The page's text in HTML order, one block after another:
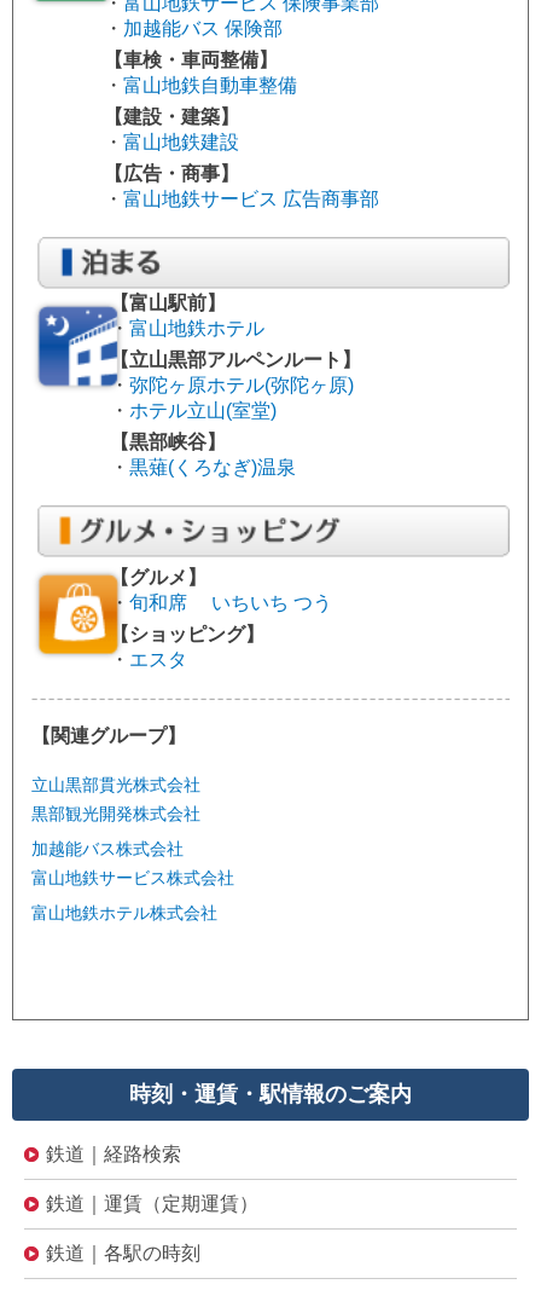
・ 加越能バス 保険部
【車検・車両整備】
・ 富山地鉄自動車整備
【建設・建築】
・ 富山地鉄建設
【広告・商事】
・ 富山地鉄サービス 広告商事部
【富山駅前】
・ 富山地鉄ホテル
【立山黒部アルペンルート】
・ 弥陀ヶ原ホテル(弥陀ヶ原)
・ ホテル立山(室堂)
【黒部峡谷】
・ 黒薙(くろなぎ)温泉
【グルメ】
・ 旬和席 いちいち つう
【ショッピング】
・ エスタ
【関連グループ】
立山黒部貫光株式会社
黒部観光開発株式会社
加越能バス株式会社
富山地鉄サービス株式会社
富山地鉄ホテル株式会社
時刻・運賃・駅情報のご案内
鉄道｜経路検索
鉄道｜運賃（定期運賃）
鉄道｜各駅の時刻